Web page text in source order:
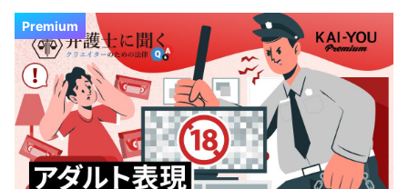
Premium